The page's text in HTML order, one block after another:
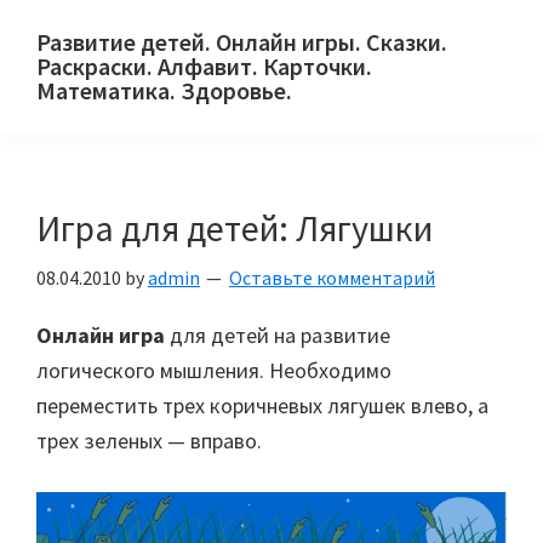
primary
main
primary
Развитие детей. Онлайн игры. Сказки.
Раскраски. Алфавит. Карточки.
Математика. Здоровье.
и
родителей.
Игра для детей: Лягушки
08.04.2010 byadmin Оставьте комментарий
Онлайн игра для детей на развитие
логического мышления. Необходимо
переместить трех коричневых лягушек влево, а
трех зеленых — вправо.